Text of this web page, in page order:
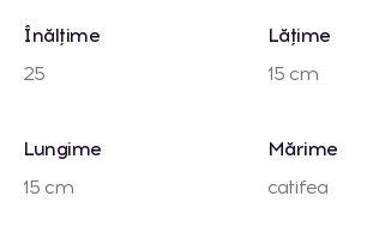
Înălțime
25
Lățime
15 cm
Lungime
15 cm
Mărime
catifea